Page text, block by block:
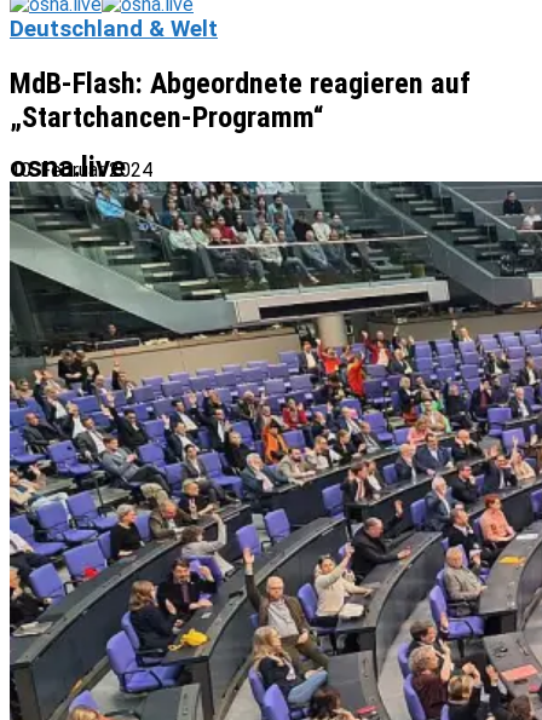
osna.live
Deutschland & Welt
MdB-Flash: Abgeordnete reagieren auf
„Startchancen-Programm“
10. Februar 2024